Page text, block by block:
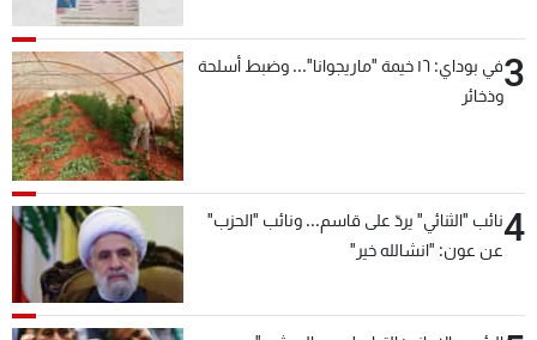
3
في بوداي: ١٦ خيمة "ماريجوانا"... وضبط أسلحة
وذخائر
4نائب "الثنائي" يردّ على قاسم... ونائب "الحزب"
عن عون: "انشالله خير"